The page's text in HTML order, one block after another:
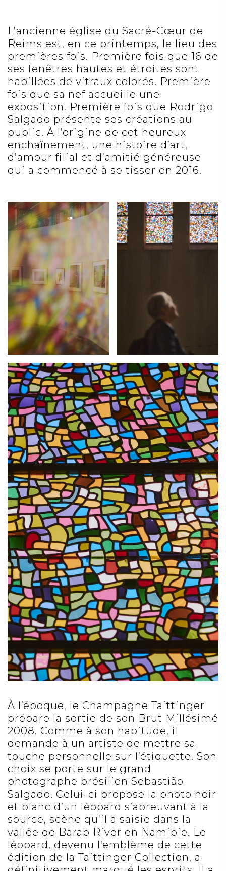
L’ancienne église du Sacré-Cœur de
Reims est, en ce printemps, le lieu des
premières fois. Première fois que 16 de
ses fenêtres hautes et étroites sont
habillées de vitraux colorés. Première
fois que sa nef accueille une
exposition. Première fois que Rodrigo
Salgado présente ses créations au
public. À l’origine de cet heureux
enchaînement, une histoire d’art,
d’amour filial et d’amitié généreuse
qui a commencé à se tisser en 2016.
À l’époque, le Champagne Taittinger
prépare la sortie de son Brut Millésimé
2008. Comme à son habitude, il
demande à un artiste de mettre sa
touche personnelle sur l’étiquette. Son
choix se porte sur le grand
photographe brésilien Sebastião
Salgado. Celui-ci propose la photo noir
et blanc d’un léopard s’abreuvant à la
source, scène qu’il a saisie dans la
vallée de Barab River en Namibie. Le
léopard, devenu l’emblème de cette
édition de la Taittinger Collection, a